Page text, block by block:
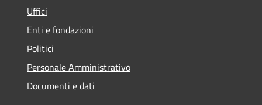
Uffici
Enti e fondazioni
Politici
Personale Amministrativo
Documenti e dati